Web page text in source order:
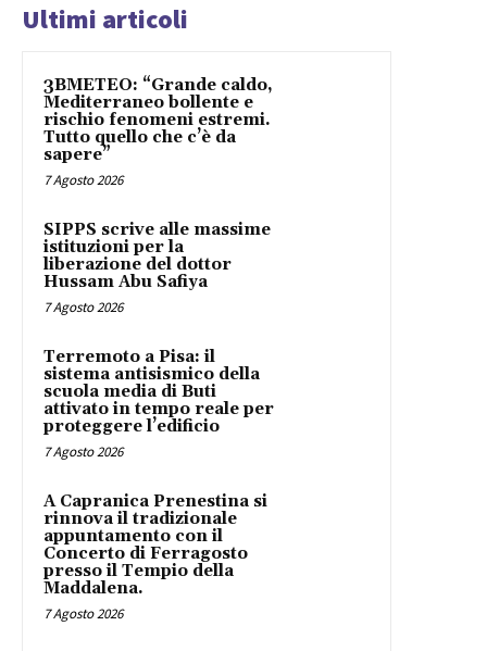
Ultimi articoli
3BMETEO: “Grande caldo,
Mediterraneo bollente e
rischio fenomeni estremi.
Tutto quello che c’è da
sapere”
7 Agosto 2026
SIPPS scrive alle massime
istituzioni per la
liberazione del dottor
Hussam Abu Safiya
7 Agosto 2026
Terremoto a Pisa: il
sistema antisismico della
scuola media di Buti
attivato in tempo reale per
proteggere l’edificio
7 Agosto 2026
A Capranica Prenestina si
rinnova il tradizionale
appuntamento con il
Concerto di Ferragosto
presso il Tempio della
Maddalena.
7 Agosto 2026